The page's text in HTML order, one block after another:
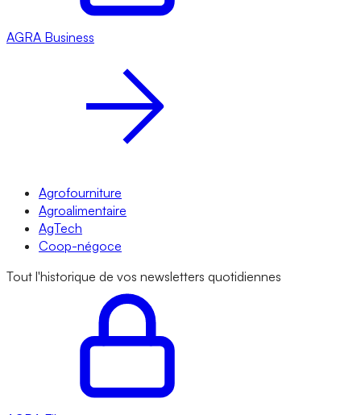
AGRA Business
Agrofourniture
Agroalimentaire
AgTech
Coop-négoce
Tout l'historique de vos newsletters quotidiennes